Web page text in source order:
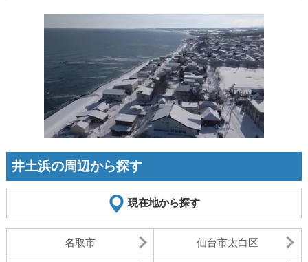
井土浜の周辺から探す
現在地から探す
名取市 仙台市太白区